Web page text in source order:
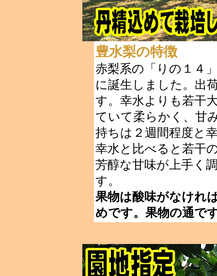
豊水梨の特徴
赤梨系の「りの１４
に誕生しました。出
す。幸水よりも若干
ていて柔らかく、甘
持ちは２週間程度と
幸水と比べると若干
芳醇な甘味が上手く
す。
果物は酸味がなけれ
めです。果物の通で